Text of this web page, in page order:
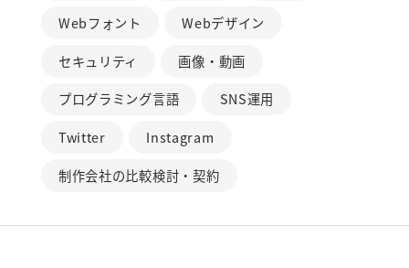
Webフォント
Webデザイン
セキュリティ
画像・動画
プログラミング言語
SNS運用
Twitter
Instagram
制作会社の比較検討・契約